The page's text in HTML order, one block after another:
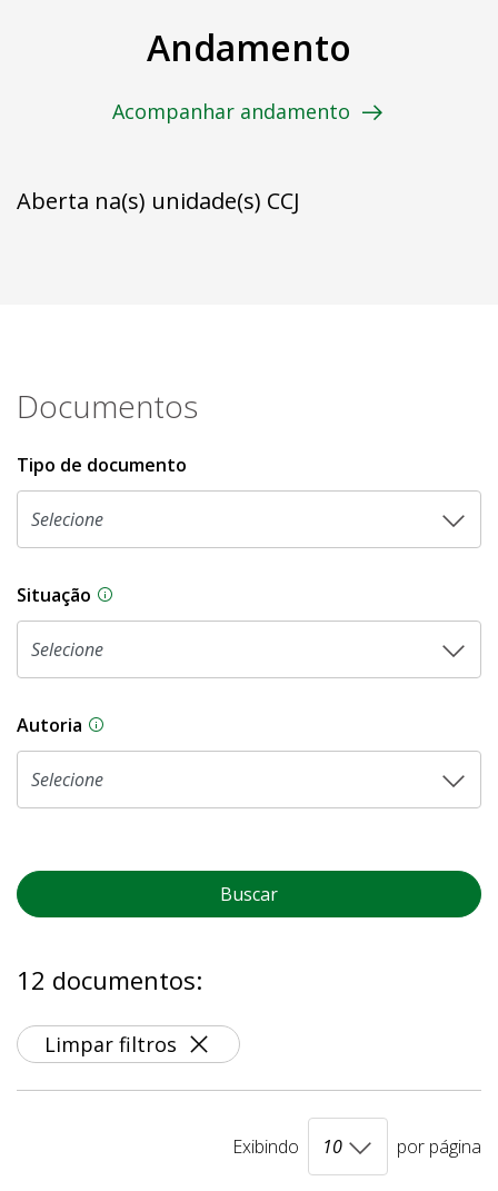
Andamento
Acompanhar andamento
Aberta na(s) unidade(s) CCJ
Documentos
Tipo de documento
Situação Na CLDF, as proposições legislativas
Autoria As proposições legislativas na CLDF podem
Buscar
12 documentos:
Limpar filtros
Exibindo por página